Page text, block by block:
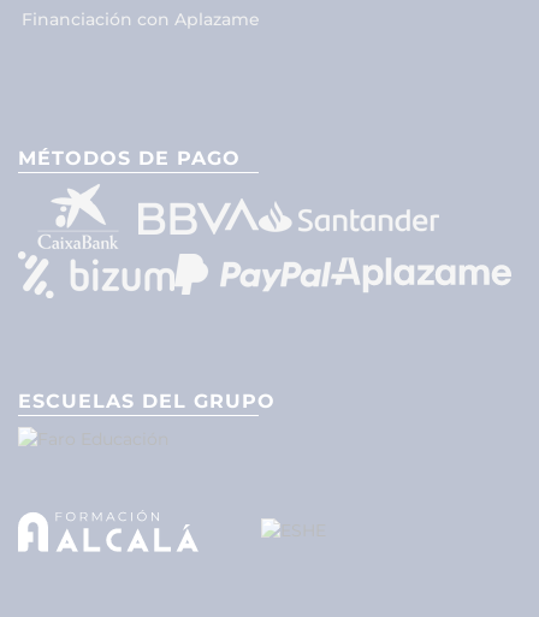
Financiación con Aplazame
MÉTODOS DE PAGO
ESCUELAS DEL GRUPO